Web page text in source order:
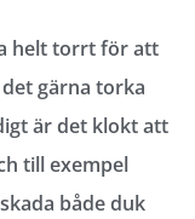
helt torrt för att
gärna torka
är det klokt att
till exempel
både duk